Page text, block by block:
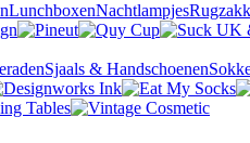
LunchboxenNachtlampjes
Sjaals & Handschoenen